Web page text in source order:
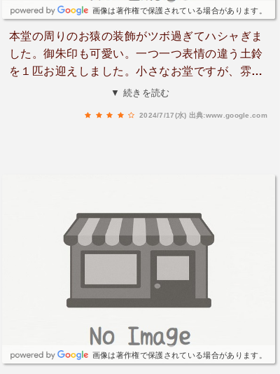
画像は著作権で保護されている場合があります。
本堂の周りのお猿の装飾がツボ過ぎてハシャぎま
した。御朱印も可愛い。一つ一つ表情の違う土鈴
を１匹お迎えしました。小さなお堂ですが、雰囲
気も素敵なところです。優しい気持ちになれま
▼ 続きを読む
2024/7/17(水) 出典:www.google.com
画像は著作権で保護されている場合があります。